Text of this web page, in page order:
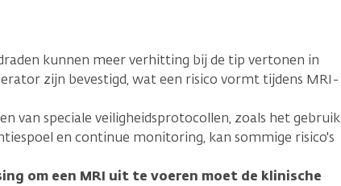
kunnen meer verhitting bij de tip vertonen in
zijn bevestigd, wat een risico vormt tijdens MRI-
van speciale veiligheidsprotocollen, zoals het gebruik
en continue monitoring, kan sommige risico's
om een MRI uit te voeren moet de klinische